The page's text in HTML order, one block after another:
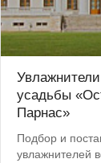
усадьбы
Парнас»
Подбор и
увлажнителей